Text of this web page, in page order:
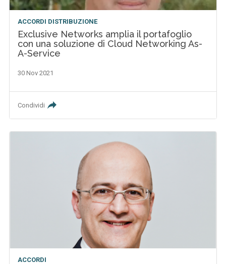
ACCORDI DISTRIBUZIONE
Exclusive Networks amplia il portafoglio
con una soluzione di Cloud Networking As-
A-Service
30 Nov 2021
Condividi
ACCORDI